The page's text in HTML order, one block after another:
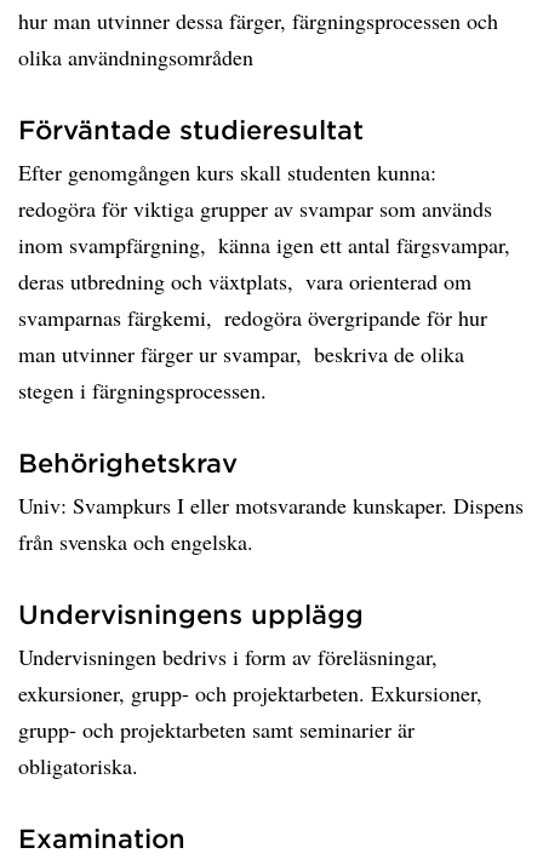
hur man utvinner dessa färger, färgningsprocessen och
olika användningsområden
Förväntade studieresultat
Efter genomgången kurs skall studenten kunna: 
redogöra för viktiga grupper av svampar som används
inom svampfärgning,  känna igen ett antal färgsvampar,
deras utbredning och växtplats,  vara orienterad om
svamparnas färgkemi,  redogöra övergripande för hur
man utvinner färger ur svampar,  beskriva de olika
stegen i färgningsprocessen.
Behörighetskrav
Univ: Svampkurs I eller motsvarande kunskaper. Dispens
från svenska och engelska.
Undervisningens upplägg
Undervisningen bedrivs i form av föreläsningar,
exkursioner, grupp- och projektarbeten. Exkursioner,
grupp- och projektarbeten samt seminarier är
obligatoriska.
Examination